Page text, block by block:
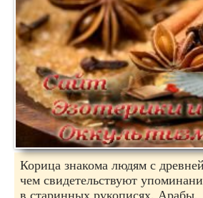
Корица знакома людям с
чем свидетельствуют